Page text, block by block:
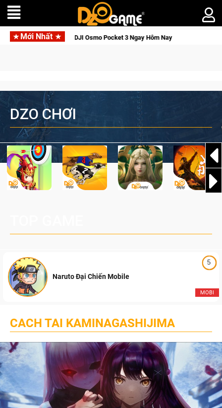
Mới Nhất
Tỉnh, Săn DJI Osmo Pocket 3 Ngay Hôm Nay
DZO CHƠI
5
MOBI
Naruto Đại Chiến Mobile
CACH TAI KAMINAGASHIJIMA